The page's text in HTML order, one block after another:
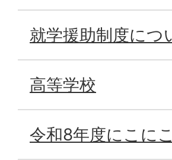
就学援助制度につ
高等学校
令和8年度にこに